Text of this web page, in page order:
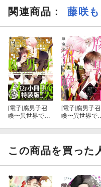
関連商品 ： 藤咲も
[電子]腐男子召
喚〜異世界で神
p小冊子ボイス
付き特装版】
[電子]腐男子召
喚〜異世界で
恋愛ゲーム風」
この商品を買った